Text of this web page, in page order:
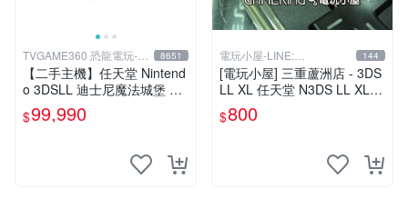
TVGAME360 恐龍電玩-台
中店
8651
【二手主機】任天堂 Nintend
o 3DSLL 迪士尼魔法城堡 限
定主機 附充電器 (不含遊戲)
【台中恐龍電玩】
$99,990
電玩小屋-LINE:
@AHZ5142U
144
[電玩小屋] 三重蘆洲店 - 3DS
LL XL 任天堂 N3DS LL XL 3
D 類比 更換 維修
$800